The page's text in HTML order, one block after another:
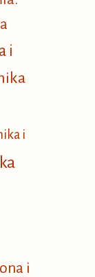
i
i
i